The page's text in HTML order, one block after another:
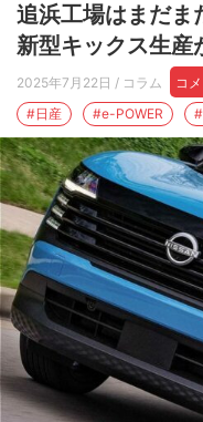
追浜工場はまだ
新型キックス生産
2025年7月22日 / コラム コ
#日産
#e-POWER